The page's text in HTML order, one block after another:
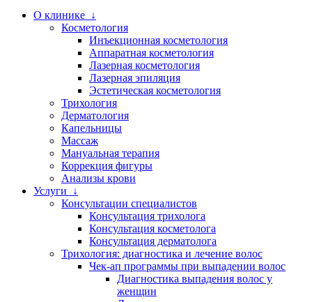
О клинике ↓
Косметология
Инъекционная косметология
Аппаратная косметология
Лазерная косметология
Лазерная эпиляция
Эстетическая косметология
Трихология
Дерматология
Капельницы
Массаж
Мануальная терапия
Коррекция фигуры
Анализы крови
Услуги ↓
Консультации специалистов
Консультация трихолога
Консультация косметолога
Консультация дерматолога
Трихология: диагностика и лечение волос
Чек-ап программы при выпадении волос
Диагностика выпадения волос у
женщин